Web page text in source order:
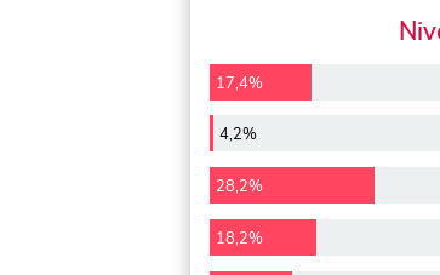
17,4%
4,2%
28,2%
18,2%